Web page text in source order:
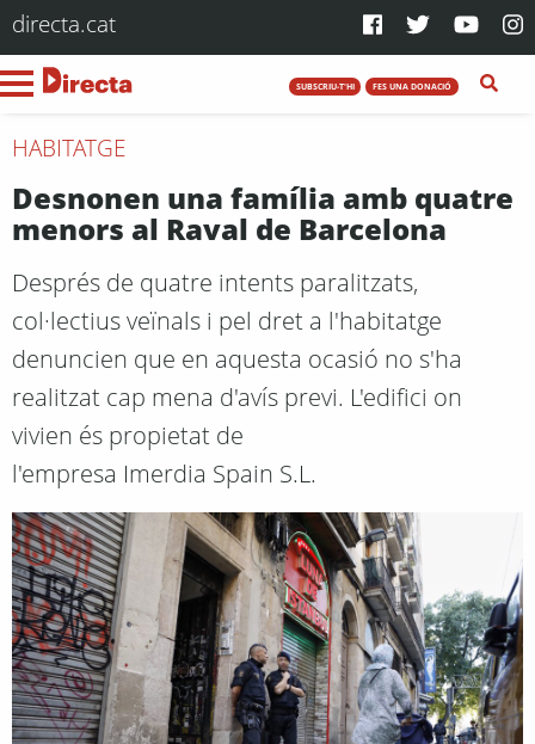
directa.cat
SUBSCRIU-T'HI FES UNA DONACIÓ
HABITATGE
Desnonen una família amb quatre
menors al Raval de Barcelona
Després de quatre intents paralitzats,
col·lectius veïnals i pel dret a l'habitatge
denuncien que en aquesta ocasió no s'ha
realitzat cap mena d'avís previ. L'edifici on
vivien és propietat de
l'empresa Imerdia Spain S.L.